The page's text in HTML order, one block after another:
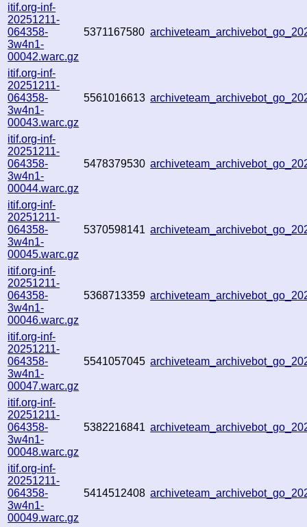
itif.org-inf-
20251211-
064358-
3w4n1-
00042.warc.gz
5371167580
itif.org-inf-
20251211-
064358-
3w4n1-
00043.warc.gz
5561016613
itif.org-inf-
20251211-
064358-
3w4n1-
00044.warc.gz
5478379530
itif.org-inf-
20251211-
064358-
3w4n1-
00045.warc.gz
5370598141
itif.org-inf-
20251211-
064358-
3w4n1-
00046.warc.gz
5368713359
itif.org-inf-
20251211-
064358-
3w4n1-
00047.warc.gz
5541057045
itif.org-inf-
20251211-
064358-
3w4n1-
00048.warc.gz
5382216841
itif.org-inf-
20251211-
064358-
3w4n1-
00049.warc.gz
5414512408